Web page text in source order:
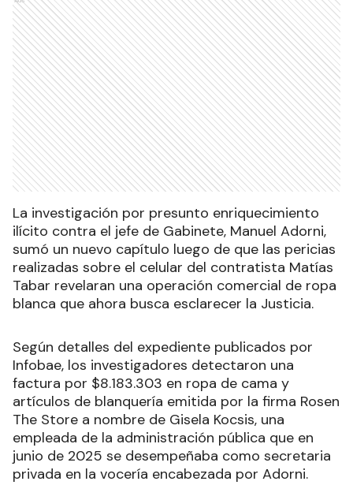
La investigación por presunto enriquecimiento
ilícito contra el jefe de Gabinete, Manuel Adorni,
sumó un nuevo capítulo luego de que las pericias
realizadas sobre el celular del contratista Matías
Tabar revelaran una operación comercial de ropa
blanca que ahora busca esclarecer la Justicia.
Según detalles del expediente publicados por
Infobae, los investigadores detectaron una
factura por $8.183.303 en ropa de cama y
artículos de blanquería emitida por la firma Rosen
The Store a nombre de Gisela Kocsis, una
empleada de la administración pública que en
junio de 2025 se desempeñaba como secretaria
privada en la vocería encabezada por Adorni.